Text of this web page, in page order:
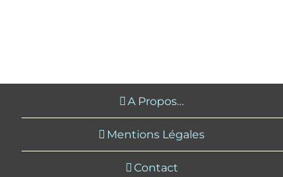
A Propos…
Mentions Légales
Contact